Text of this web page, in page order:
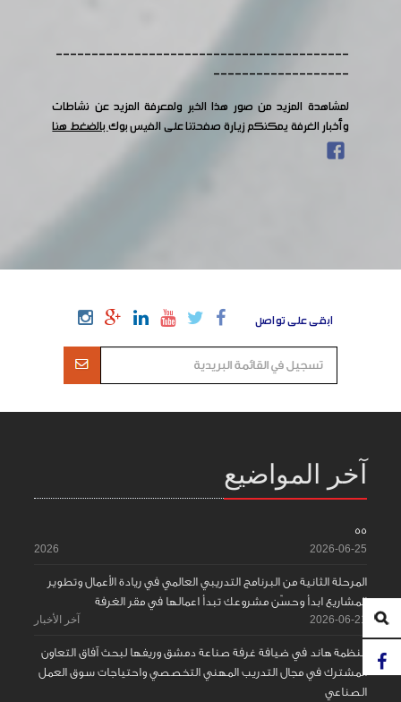
-----------------------------------------
-------------------
لمشاهدة المزيد من صور هذا الخبر ولمعرفة المزيد عن نشاطات
وأخبار الغرفة يمكنكم زيارة صفحتنا على الفيس بوكبالضغط هنا
ابقى على تواصل
آخر المواضيع
55
2026-06-25
2026
المرحلة الثانية من البرنامج التدريبي العالمي في ريادة الأعمال وتطوير
المشاريع ابدأ وحسّن مشروعك تبدأ اعمالها في مقر الغرفة
2026-06-21 آخر الأخبار
منظمة هاند في ضيافة غرفة صناعة دمشق وريفها لبحث آفاق التعاون
المشترك في مجال التدريب المهني التخصصي واحتياجات سوق العمل
الصناعي